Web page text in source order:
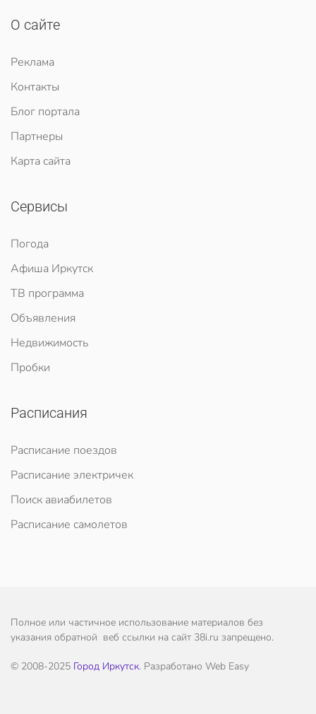
О сайте
Реклама
Контакты
Блог портала
Партнеры
Карта сайта
Сервисы
Погода
Афиша Иркутск
ТВ программа
Объявления
Недвижимость
Пробки
Расписания
Расписание поездов
Расписание электричек
Поиск авиабилетов
Расписание самолетов
Полное или частичное использование материалов без
указания обратной веб ссылки на сайт 38i.ru запрещено.
© 2008-2025 Город Иркутск. Разработано Web Easy